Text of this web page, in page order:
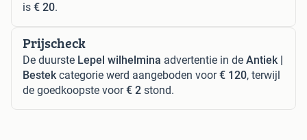
is € 20.
Prijscheck
De duurste Lepel wilhelmina advertentie in de Antiek |
Bestekcategorie werd aangeboden voor€ 120, terwijl
de goedkoopste voor€ 2 stond.